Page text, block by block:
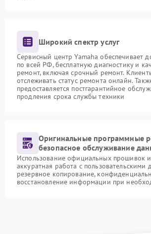
Широкий спектр услуг
Сервисный центр Yamaha обеспечивает
по всей РФ, бесплатную диагностику и
ремонт, включая срочный ремонт.
отслеживать статус ремонта онлайн.
предоставляется постгарантийное
продления срока службы техники
Оригинальные программные
безопасное обслуживание
Использование официальных прошивок
аккуратная работа с пользовательскими
резервное копирование,
восстановление информации при